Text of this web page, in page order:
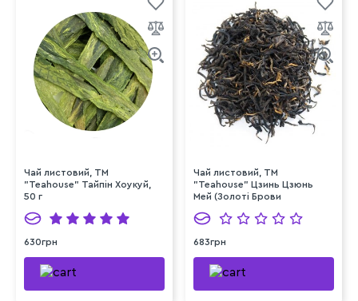
Чай листовий, ТМ
"Teahouse" Тайпін Хоукуй,
50 г
630грн
Чай листовий, ТМ
"Teahouse" Цзинь Цзюнь
Мей (Золоті Брови
683грн